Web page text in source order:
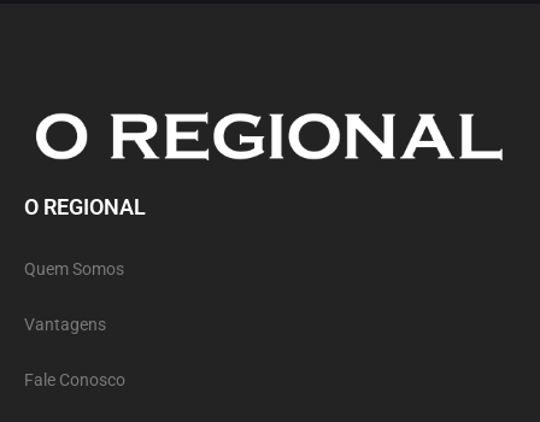
O REGIONAL
Quem Somos
Vantagens
Fale Conosco